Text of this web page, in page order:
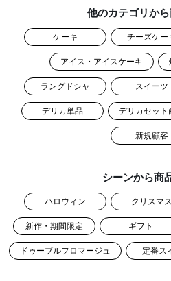
他のカテゴリか
ケーキ チーズケー
アイス・アイスケーキ
ラングドシャ スイーツ
デリカ単品 デリカセット
新規顧客
シーンから商
ハロウィン クリスマス
新作・期間限定 ギフト
ドゥーブルフロマージュ 定番ス